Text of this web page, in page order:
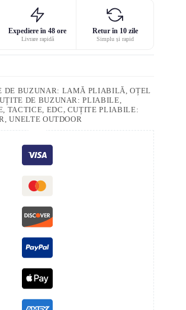
Expediere în 48 ore
Livrare rapidă
Retur în 10 zile
Simplu și rapid
DE BUZUNAR: LAMĂ PLIABILĂ, OȚEL
DE BUZUNAR: PLIABILE,
TACTICE, EDC, CUȚITE PLIABILE:
UNELTE OUTDOOR